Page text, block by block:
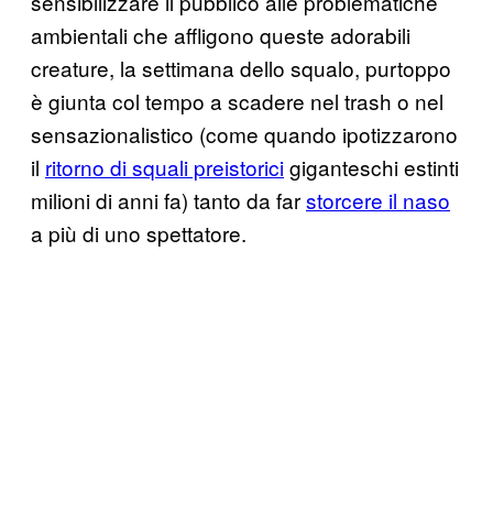
ambientali che affligono queste adorabili
creature, la settimana dello squalo, purtoppo
è giunta col tempo a scadere nel trash o nel
sensazionalistico (come quando ipotizzarono
il ritorno di squali preistoricigiganteschi estinti
milioni di anni fa) tanto da farstorcere il naso
a più di uno spettatore.